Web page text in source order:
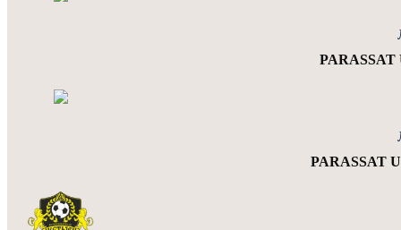
PARASSAT
PARASSAT